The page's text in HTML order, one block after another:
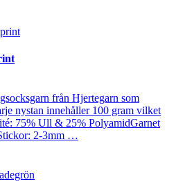
från Hjertegarn som
nystan innehåller 100 gram vilket
75% Ull & 25% PolyamidGarnet
2-3mm …